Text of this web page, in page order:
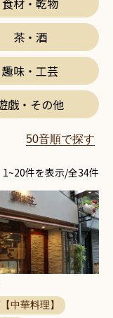
食材・乾物
茶・酒
趣味・工芸
戯・その他
50音順で探す
1~20件を表示/全34件
中華料理】